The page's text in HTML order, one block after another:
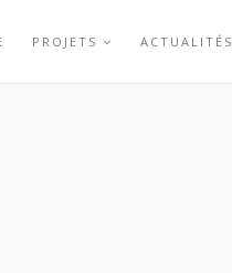
PROJETS ACTUALITÉS